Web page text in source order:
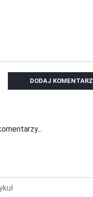
DODAJ KOMENTARZ